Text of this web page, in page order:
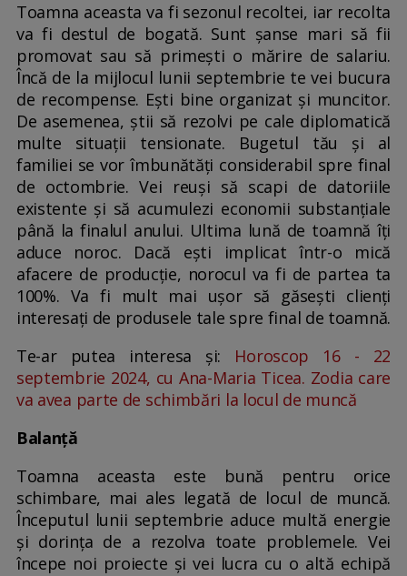
Toamna aceasta va fi sezonul recoltei, iar recolta
va fi destul de bogată. Sunt șanse mari să fii
promovat sau să primești o mărire de salariu.
Încă de la mijlocul lunii septembrie te vei bucura
de recompense. Ești bine organizat și muncitor.
De asemenea, știi să rezolvi pe cale diplomatică
multe situații tensionate. Bugetul tău și al
familiei se vor îmbunătăți considerabil spre final
de octombrie. Vei reuși să scapi de datoriile
existente și să acumulezi economii substanțiale
până la finalul anului. Ultima lună de toamnă îți
aduce noroc. Dacă ești implicat într-o mică
afacere de producție, norocul va fi de partea ta
100%. Va fi mult mai ușor să găsești clienți
interesați de produsele tale spre final de toamnă.
Te-ar putea interesa și: Horoscop 16 - 22
septembrie 2024, cu Ana-Maria Ticea. Zodia care
va avea parte de schimbări la locul de muncă
Balanță
Toamna aceasta este bună pentru orice
schimbare, mai ales legată de locul de muncă.
Începutul lunii septembrie aduce multă energie
și dorința de a rezolva toate problemele. Vei
începe noi proiecte și vei lucra cu o altă echipă